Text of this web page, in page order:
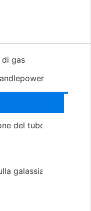
di gas
del tubo
galassia